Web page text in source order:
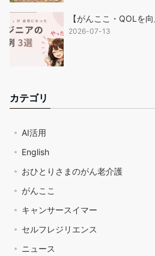
【がんここ・QOLを
2026-07-13
カテゴリ
AI活用
English
おひとりさまのがん老介護
がんここ
キャンサースイマー
セルフレジリエンス
ニュース